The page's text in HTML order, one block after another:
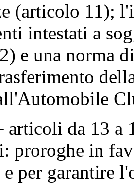
(articolo 11);
intestati a
e una norma
articoli da 13 a
proroghe in
per garantire